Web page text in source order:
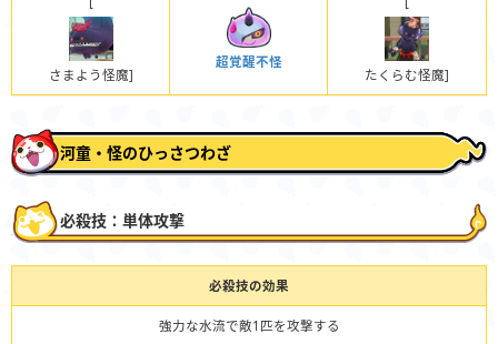
さまよう怪魔]
超覚醒不怪
たくらむ怪魔]
河童・怪のひっさつわざ
必殺技：単体攻撃
必殺技の効果
強力な水流で敵1匹を攻撃する